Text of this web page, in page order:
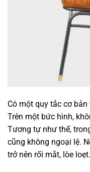
Có một quy tắc cơ
Trên một bức hình,
Tương tự như thế,
cũng không ngoại lệ.
trở nên rối mắt, lòe loẹt.